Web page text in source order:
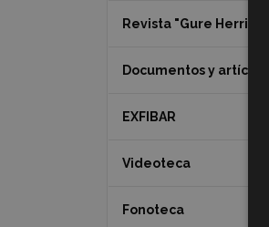
Revista "Gure Herria"
Documentos y artículos
EXFIBAR
Videoteca
Fonoteca